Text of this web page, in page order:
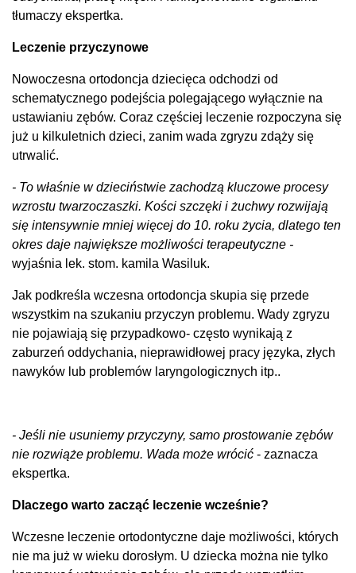
tłumaczy ekspertka.
Leczenie przyczynowe
Nowoczesna ortodoncja dziecięca odchodzi od
schematycznego podejścia polegającego wyłącznie na
ustawianiu zębów. Coraz częściej leczenie rozpoczyna się
już u kilkuletnich dzieci, zanim wada zgryzu zdąży się
utrwalić.
- To właśnie w dzieciństwie zachodzą kluczowe procesy
wzrostu twarzoczaszki. Kości szczęki i żuchwy rozwijają
się intensywnie mniej więcej do 10. roku życia, dlatego ten
okres daje największe możliwości terapeutyczne -
wyjaśnia lek. stom. kamila Wasiluk.
Jak podkreśla wczesna ortodoncja skupia się przede
wszystkim na szukaniu przyczyn problemu. Wady zgryzu
nie pojawiają się przypadkowo- często wynikają z
zaburzeń oddychania, nieprawidłowej pracy języka, złych
nawyków lub problemów laryngologicznych itp..
- Jeśli nie usuniemy przyczyny, samo prostowanie zębów
nie rozwiąże problemu. Wada może wrócić - zaznacza
ekspertka.
Dlaczego warto zacząć leczenie wcześnie?
Wczesne leczenie ortodontyczne daje możliwości, których
nie ma już w wieku dorosłym. U dziecka można nie tylko